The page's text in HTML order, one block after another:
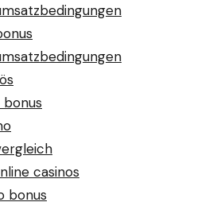
bonus
casinos
bonus